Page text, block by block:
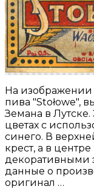
На изображении
пива "Stołowe",
Земана в
цветах с
синего. В
крест, а в
декоративными
данные о
оригинал …